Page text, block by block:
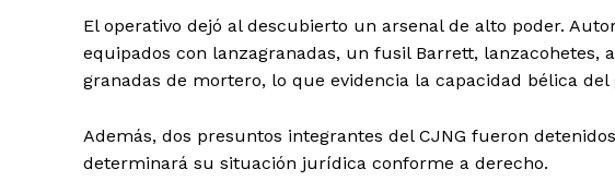
El operativo dejó al descubierto un arsenal de alto poder.
equipados con lanzagranadas, un fusil Barrett, lanzacohetes,
granadas de mortero, lo que evidencia la capacidad bélica
Además, dos presuntos integrantes del CJNG fueron
determinará su situación jurídica conforme a derecho.